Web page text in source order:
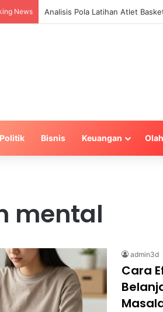
News Strategi Manajemen Keuangan
Politik Bisnis Keuangan
mental
admin3d
Cara